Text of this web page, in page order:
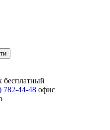
бесплатный
782-44-48 офис